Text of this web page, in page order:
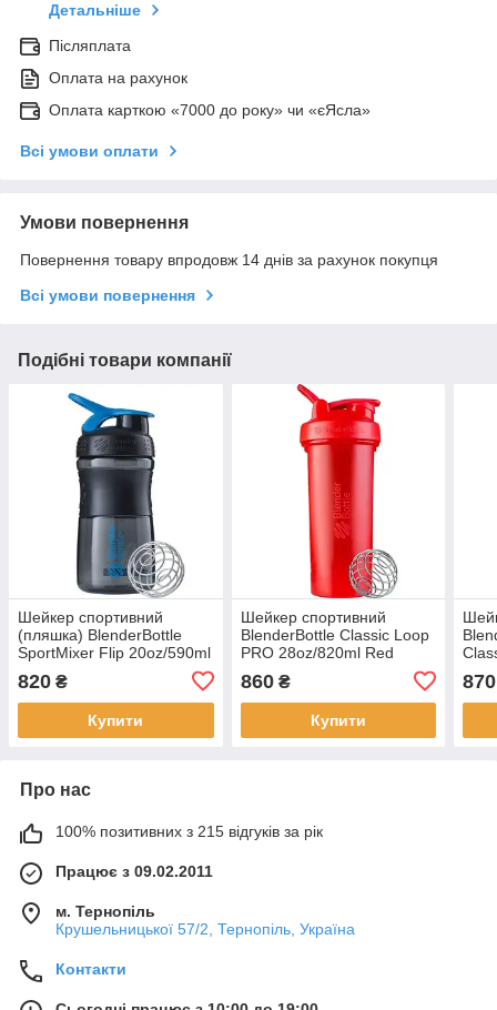
Детальніше
Післяплата
Оплата на рахунок
Оплата карткою «7000 до року» чи «єЯсла»
Всі умови оплати
Умови повернення
Повернення товару впродовж 14 днів за рахунок покупця
Всі умови повернення
Подібні товари компанії
Шейкер спортивний
(пляшка) BlenderBottle
SportMixer Flip 20oz/590ml
820 ₴
Купити
Шейкер спортивний
BlenderBottle Classic Loop
PRO 28oz/820ml Red
860₴
Купити
870
Про нас
100% позитивних з 215 відгуків за рік
Працює з 09.02.2011
м. Тернопіль
Крушельницької 57/2, Тернопіль, Україна
Контакти